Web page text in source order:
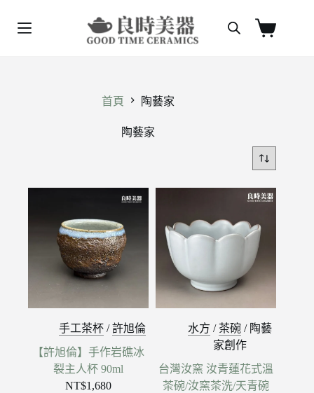
購
首頁 陶藝家
陶藝家
手工茶杯 /許旭倫
【許旭倫】手作岩礁冰
裂主人杯 90ml
NT$1,680
水方 /茶碗 / 陶藝
家創作
台灣汝窯 汝青蓮花式溫
茶碗/汝窯茶洗/天青碗